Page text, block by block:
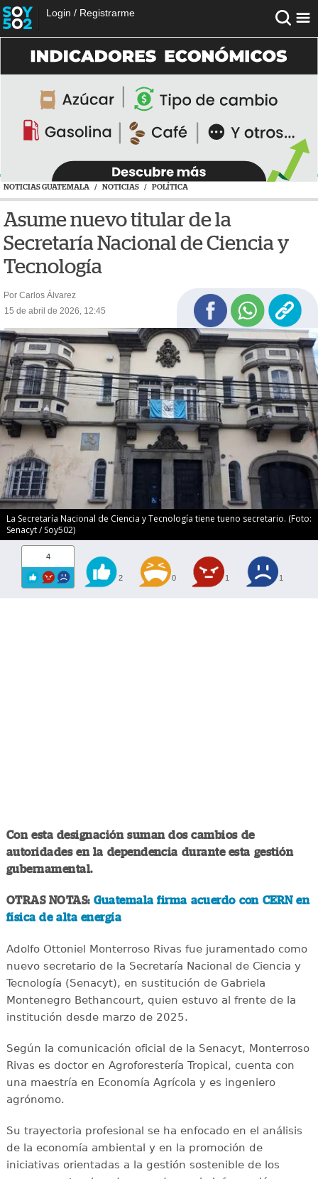
Login / Registrarme
NOTICIAS GUATEMALA / NOTICIAS / POLÍTICA
Asume nuevo titular de la
Secretaría Nacional de Ciencia y
Tecnología
Por Carlos Álvarez
15 de abril de 2026, 12:45
La Secretaría Nacional de Ciencia y Tecnología tiene tueno secretario. (Foto:
Senacyt / Soy502)
4
2 0 1 1
Con esta designación suman dos cambios de
autoridades en la dependencia durante esta gestión
gubernamental.
OTRAS NOTAS: Guatemala firma acuerdo con CERN en
física de alta energía
Adolfo Ottoniel Monterroso Rivas fue juramentado como
nuevo secretario de la Secretaría Nacional de Ciencia y
Tecnología (Senacyt), en sustitución de Gabriela
Montenegro Bethancourt, quien estuvo al frente de la
institución desde marzo de 2025.
Según la comunicación oficial de la Senacyt, Monterroso
Rivas es doctor en Agroforestería Tropical, cuenta con
una maestría en Economía Agrícola y es ingeniero
agrónomo.
Su trayectoria profesional se ha enfocado en el análisis
de la economía ambiental y en la promoción de
iniciativas orientadas a la gestión sostenible de los